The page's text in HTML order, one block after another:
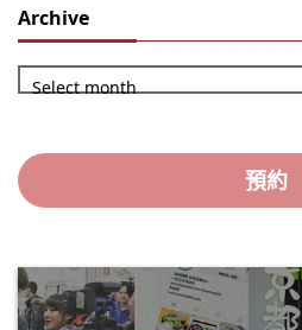
Archive
Select month
預約